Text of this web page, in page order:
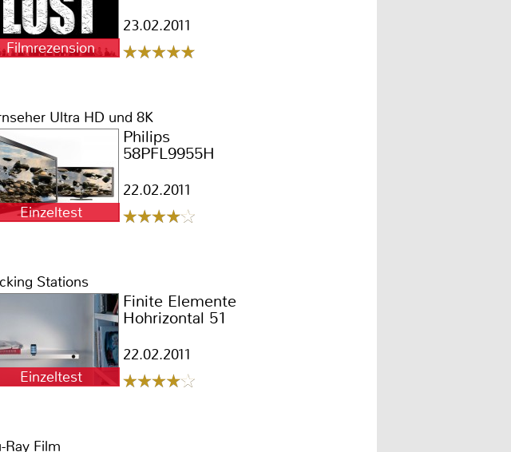
Filmrezension
23.02.2011
Ultra HD und 8K
Einzeltest
Philips
58PFL9955H
22.02.2011
Stations
Einzeltest
Finite Elemente
Hohrizontal 51
22.02.2011
Ray Film